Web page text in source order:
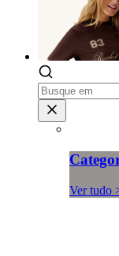
Ver tudo